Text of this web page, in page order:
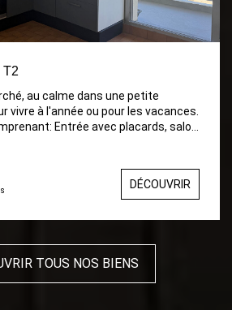
T2
au calme dans une petite
vivre à l'année ou pour les vacances.
placards, salon
placards. Balcon Place de Parking
DÉCOUVRIR
TOUS NOS BIENS